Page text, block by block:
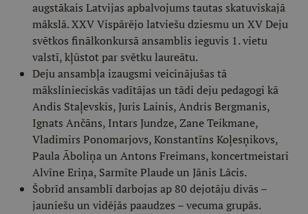
augstākais Latvijas apbalvojums tautas skatuviskajā
mākslā. XXV Vispārējo latviešu dziesmu un XV Deju
svētkos finālkonkursā ansamblis ieguvis 1. vietu
valstī, kļūstot par svētku laureātu.
Deju ansambļa izaugsmi veicinājušas tā
mākslinieciskās vadītājas un tādi deju pedagogi kā
Andis Staļevskis, Juris Lainis, Andris Bergmanis,
Ignats Ančāns, Intars Jundze, Zane Teikmane,
Vladimirs Ponomarjovs, Konstantīns Koļesņikovs,
Paula Āboliņa un Antons Freimans, koncertmeistari
Alvīne Eriņa, Sarmīte Plaude un Jānis Lācis.
Šobrīd ansamblī darbojas ap 80 dejotāju divās –
jauniešu un vidējās paaudzes – vecuma grupās.